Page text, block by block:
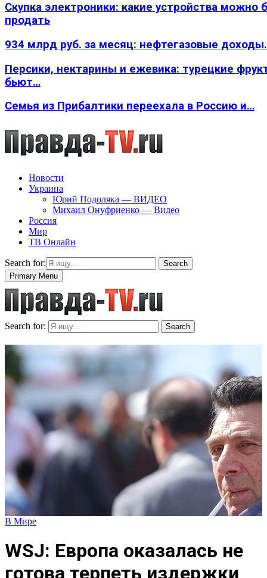
Скупка электроники: какие устройства можно
продать
934 млрд руб. за месяц: нефтегазовые
Персики, нектарины и ежевика: турецкие
бьют…
Семья из Прибалтики переехала в Россию и…
Новости
Украина
Юрий Подоляка — ВИДЕО
Михаил Онуфриенко — Видео
Россия
Мир
ТВ Онлайн
Search for:
Search
Primary Menu
Search for: Search
В Мире
WSJ: Европа оказалась не